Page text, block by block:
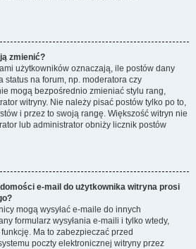
zmienić?
użytkowników oznaczają, ile postów dany
status na forum, np. moderatora czy
mogą bezpośrednio zmieniać stylu rang,
witryny. Nie należy pisać postów tylko po to,
i przez to swoją rangę. Większość witryn nie
lub administrator obniży licznik postów
e-mail do użytkownika witryna prosi
mogą wysyłać e-maile do innych
formularz wysyłania e-maili i tylko wtedy,
Ma to zabezpieczać przed
poczty elektronicznej witryny przez